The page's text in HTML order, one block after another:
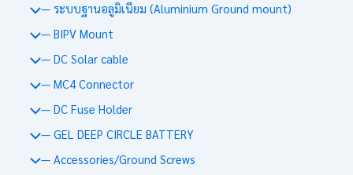
— ระบบฐานอลูมิเนียม (Aluminium Ground mount)
— BIPV Mount
— DC Solar cable
— MC4 Connector
— DC Fuse Holder
— GEL DEEP CIRCLE BATTERY
— Accessories/Ground Screws